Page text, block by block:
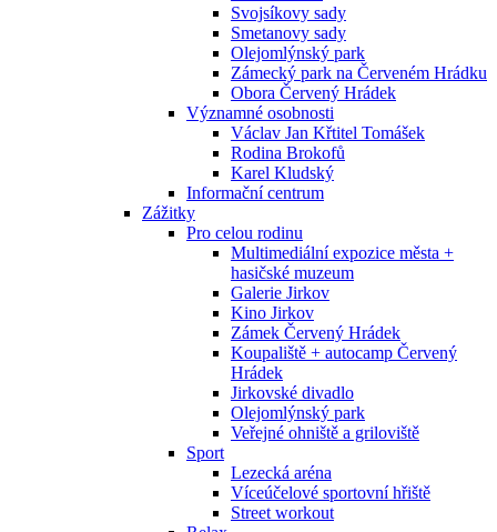
Svojsíkovy sady
Smetanovy sady
Olejomlýnský park
Zámecký park na Červeném Hrádku
Obora Červený Hrádek
Významné osobnosti
Václav Jan Křtitel Tomášek
Rodina Brokofů
Karel Kludský
Informační centrum
Zážitky
Pro celou rodinu
Multimediální expozice města +
hasičské muzeum
Galerie Jirkov
Kino Jirkov
Zámek Červený Hrádek
Koupaliště + autocamp Červený
Hrádek
Jirkovské divadlo
Olejomlýnský park
Veřejné ohniště a griloviště
Sport
Lezecká aréna
Víceúčelové sportovní hřiště
Street workout